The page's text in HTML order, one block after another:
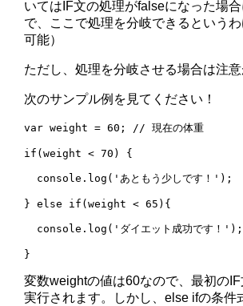
いてはIF文の処理がfalseになった場
で、ここで処理を分岐できるという
可能）
ただし、処理を分岐させる場合は注意
次のサンプル例を見てください！
var weight = 60; // 現在の体重
if(weight < 70) {
  console.log('あともう少しです！');
} else if(weight < 65){
  console.log('ダイエット成功です！');
変数weightの値は60なので、最初のIF
実行されます。しかし、else ifの条件